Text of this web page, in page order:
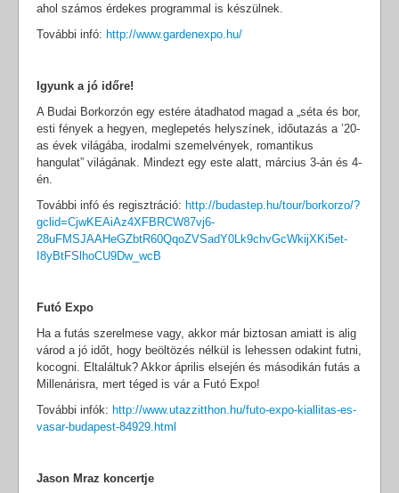
ahol számos érdekes programmal is készülnek.
További infó: http://www.gardenexpo.hu/
Igyunk a jó időre!
A Budai Borkorzón egy estére átadhatod magad a „séta és bor,
esti fények a hegyen, meglepetés helyszínek, időutazás a ’20-
as évek világába, irodalmi szemelvények, romantikus
hangulat” világának. Mindezt egy este alatt, március 3-án és 4-
én.
További infó és regisztráció: http://budastep.hu/tour/borkorzo/?
gclid=CjwKEAiAz4XFBRCW87vj6-
28uFMSJAAHeGZbtR60QqoZVSadY0Lk9chvGcWkijXKi5et-
I8yBtFSlhoCU9Dw_wcB
Futó Expo
Ha a futás szerelmese vagy, akkor már biztosan amiatt is alig
várod a jó időt, hogy beöltözés nélkül is lehessen odakint futni,
kocogni. Eltaláltuk? Akkor április elsején és másodikán futás a
Millenárisra, mert téged is vár a Futó Expo!
További infók: http://www.utazzitthon.hu/futo-expo-kiallitas-es-
vasar-budapest-84929.html
Jason Mraz koncertje